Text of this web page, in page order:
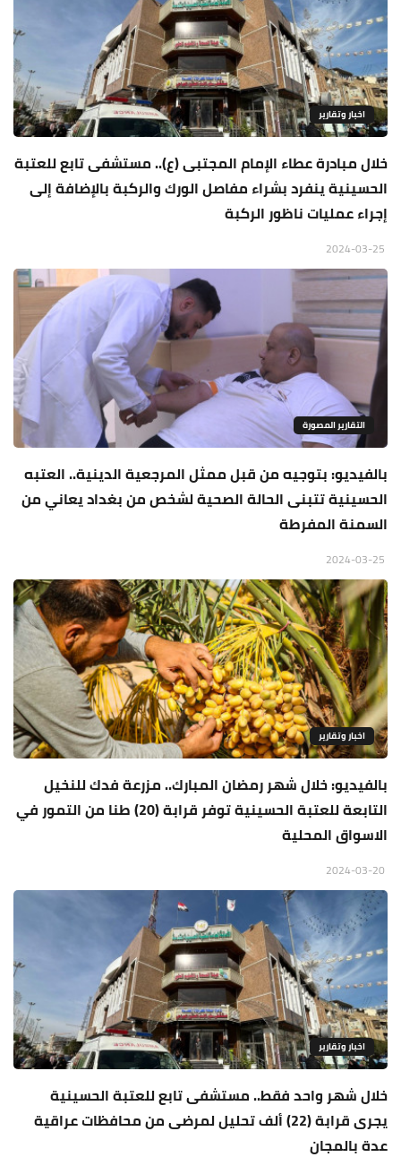
اخبار وتقارير
خلال مبادرة عطاء الإمام المجتبى (ع).. مستشفى تابع للعتبة
الحسينية ينفرد بشراء مفاصل الورك والركبة بالإضافة إلى
إجراء عمليات ناظور الركبة
التقارير المصورة
بالفيديو: بتوجيه من قبل ممثل المرجعية الدينية.. العتبه
الحسينية تتبنى الحالة الصحية لشخص من بغداد يعاني من
السمنة المفرطة
اخبار وتقارير
بالفيديو: خلال شهر رمضان المبارك.. مزرعة فدك للنخيل
التابعة للعتبة الحسينية توفر قرابة (20) طنا من التمور في
الاسواق المحلية
اخبار وتقارير
خلال شهر واحد فقط.. مستشفى تابع للعتبة الحسينية
يجرى قرابة (22) ألف تحليل لمرضى من محافظات عراقية
عدة بالمجان